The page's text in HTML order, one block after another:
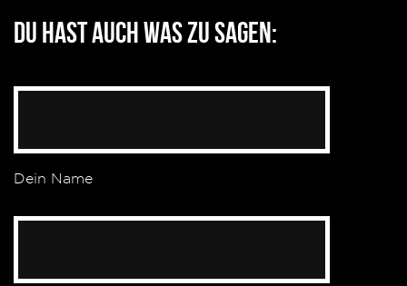
Du hast auch was zu sagen:
Dein Name